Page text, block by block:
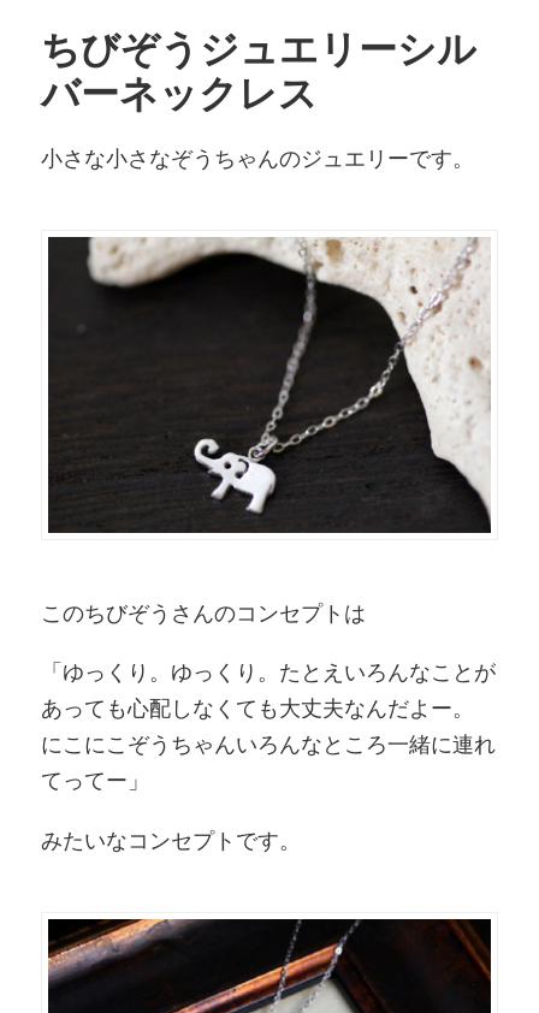
ちびぞうジュエリーシル
バーネックレス
小さな小さなぞうちゃんのジュエリーです。
このちびぞうさんのコンセプトは
「ゆっくり。ゆっくり。たとえいろんなことが
あっても心配しなくても大丈夫なんだよー。
にこにこぞうちゃんいろんなところ一緒に連れ
てってー」
みたいなコンセプトです。